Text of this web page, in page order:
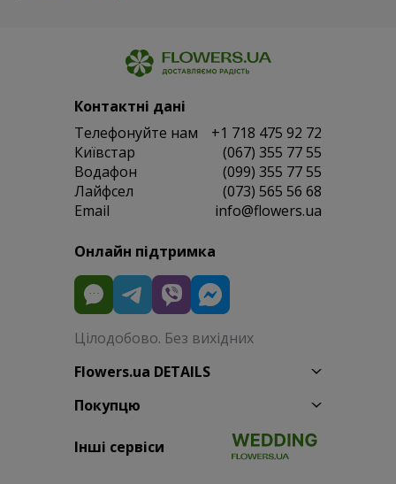
Контактні дані
Телефонуйте нам
+1 718 475 92 72
Київстар
(067) 355 77 55
Водафон
(099) 355 77 55
Лайфсел
(073) 565 56 68
Email
info@flowers.ua
Онлайн підтримка
Цілодобово. Без вихідних
Flowers.ua DETAILS
Покупцю
Інші сервіси